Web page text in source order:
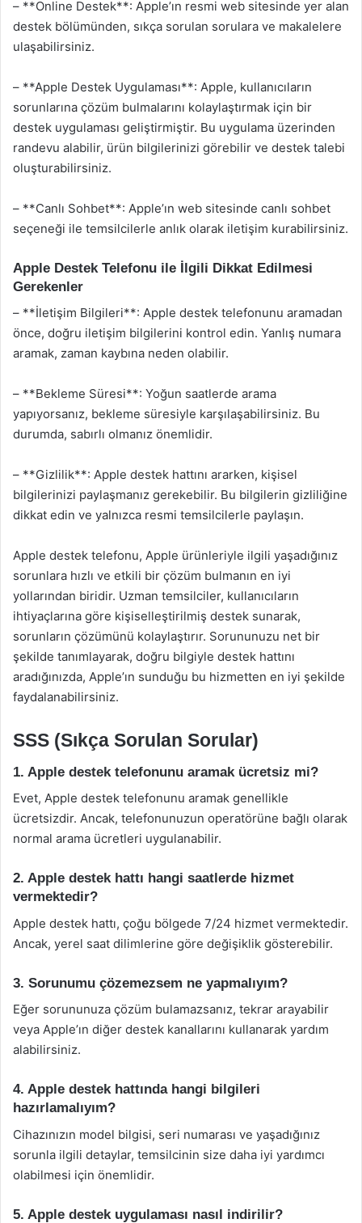
– **Online Destek**: Apple’ın resmi web sitesinde yer alan
destek bölümünden, sıkça sorulan sorulara ve makalelere
ulaşabilirsiniz.
– **Apple Destek Uygulaması**: Apple, kullanıcıların
sorunlarına çözüm bulmalarını kolaylaştırmak için bir
destek uygulaması geliştirmiştir. Bu uygulama üzerinden
randevu alabilir, ürün bilgilerinizi görebilir ve destek talebi
oluşturabilirsiniz.
– **Canlı Sohbet**: Apple’ın web sitesinde canlı sohbet
seçeneği ile temsilcilerle anlık olarak iletişim kurabilirsiniz.
Apple Destek Telefonu ile İlgili Dikkat Edilmesi
Gerekenler
– **İletişim Bilgileri**: Apple destek telefonunu aramadan
önce, doğru iletişim bilgilerini kontrol edin. Yanlış numara
aramak, zaman kaybına neden olabilir.
– **Bekleme Süresi**: Yoğun saatlerde arama
yapıyorsanız, bekleme süresiyle karşılaşabilirsiniz. Bu
durumda, sabırlı olmanız önemlidir.
– **Gizlilik**: Apple destek hattını ararken, kişisel
bilgilerinizi paylaşmanız gerekebilir. Bu bilgilerin gizliliğine
dikkat edin ve yalnızca resmi temsilcilerle paylaşın.
Apple destek telefonu, Apple ürünleriyle ilgili yaşadığınız
sorunlara hızlı ve etkili bir çözüm bulmanın en iyi
yollarından biridir. Uzman temsilciler, kullanıcıların
ihtiyaçlarına göre kişiselleştirilmiş destek sunarak,
sorunların çözümünü kolaylaştırır. Sorununuzu net bir
şekilde tanımlayarak, doğru bilgiyle destek hattını
aradığınızda, Apple’ın sunduğu bu hizmetten en iyi şekilde
faydalanabilirsiniz.
SSS (Sıkça Sorulan Sorular)
1. Apple destek telefonunu aramak ücretsiz mi?
Evet, Apple destek telefonunu aramak genellikle
ücretsizdir. Ancak, telefonunuzun operatörüne bağlı olarak
normal arama ücretleri uygulanabilir.
2. Apple destek hattı hangi saatlerde hizmet
vermektedir?
Apple destek hattı, çoğu bölgede 7/24 hizmet vermektedir.
Ancak, yerel saat dilimlerine göre değişiklik gösterebilir.
3. Sorunumu çözemezsem ne yapmalıyım?
Eğer sorununuza çözüm bulamazsanız, tekrar arayabilir
veya Apple’ın diğer destek kanallarını kullanarak yardım
alabilirsiniz.
4. Apple destek hattında hangi bilgileri
hazırlamalıyım?
Cihazınızın model bilgisi, seri numarası ve yaşadığınız
sorunla ilgili detaylar, temsilcinin size daha iyi yardımcı
olabilmesi için önemlidir.
5. Apple destek uygulaması nasıl indirilir?